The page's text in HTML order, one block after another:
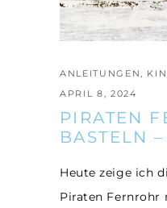
ANLEITUNGEN,
APRIL 8, 2024
PIRATEN
BASTELN
Heute zeige ich
Piraten Fernrohr